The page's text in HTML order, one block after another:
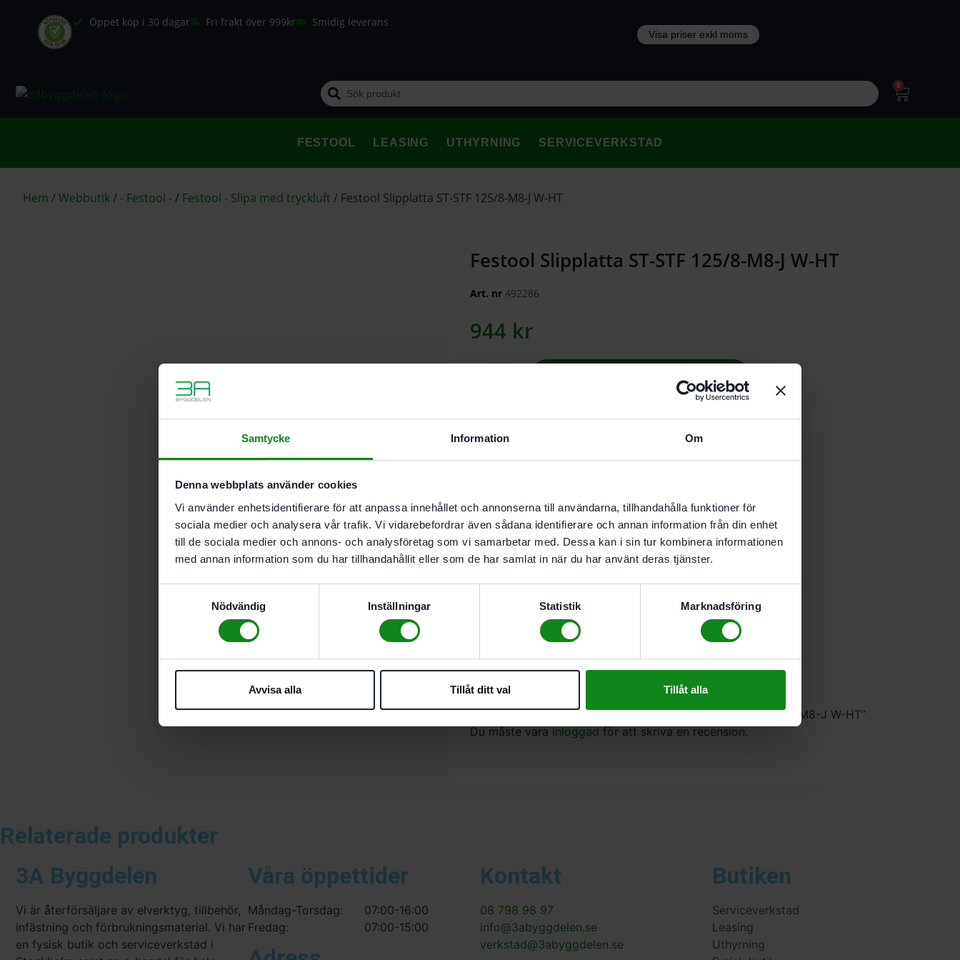
Samtycke Information Om
Denna webbplats använder cookies
Vi använder enhetsidentifierare för att anpassa innehållet och annonserna till användarna, tillhandahålla funktioner för
sociala medier och analysera vår trafik. Vi vidarebefordrar även sådana identifierare och annan information från din enhet
till de sociala medier och annons- och analysföretag som vi samarbetar med. Dessa kan i sin tur kombinera informationen
med annan information som du har tillhandahållit eller som de har samlat in när du har använt deras tjänster.
Nödvändig
Inställningar Statistik Marknadsföring
Avvisa alla Tillåt ditt val Tillåt alla
Öppet köp i 30 dagar Fri frakt över 999kr Smidig leverans
0
FESTOOL LEASING UTHYRNING SERVICEVERKSTAD
Hem /Webbutik/ - Festool -/ Festool - Slipa med tryckluft / Festool Slipplatta ST-STF 125/8-M8-J W-HT
Festool Slipplatta ST-STF 125/8-M8-J W-HT
Art. nr 492286
944 kr
Lägg till i varukorg
I butikslager. Skickas nästkommande vardag.
Teknisk Data
Recensioner (0)
Egenskaper
Högtemperaturbeständig kardborre
För universell användning på plana ytor
JETSTREAM
Anslutningsgänga M8; Förpackning 1 Antal
Det finns inga recensioner än.
Bli först med att recensera ”Festool Slipplatta ST-STF 125/8-M8-J W-HT”
Du måste varainloggadför att skriva en recension.
Relaterade produkter
3A Byggdelen
Vi är återförsäljare av elverktyg, tillbehör,
infästning och förbrukningsmaterial. Vi har
en fysisk butik och serviceverkstad i
Våra öppettider
Måndag-Torsdag:
Fredag:
07:00-16:00
07:00-15:00
Kontakt
08 798 98 97
info@3abyggdelen.se
verkstad@3abyggdelen.se
Butiken
Serviceverkstad
Leasing
Uthyrning